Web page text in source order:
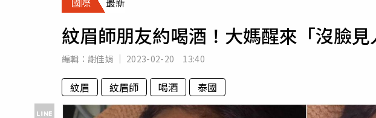
專欄
房產新勢力
紋眉師朋友約喝酒！大媽醒來「沒臉
編輯： 謝佳娟 2023-02-20 13:40
紋眉 紋眉師 喝酒 泰國